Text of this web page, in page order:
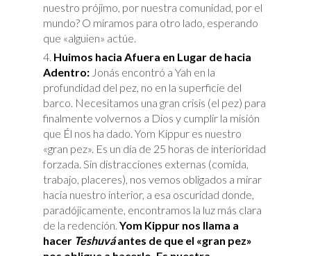
nuestro prójimo, por nuestra comunidad, por el
mundo? O miramos para otro lado, esperando
que «alguien» actúe.
Huimos hacia Afuera en Lugar de hacia
Adentro: Jonás encontró a Yah en la
profundidad del pez, no en la superficie del
barco. Necesitamos una gran crisis (el pez) para
finalmente volvernos a Dios y cumplir la misión
que Él nos ha dado. Yom Kippur es nuestro
«gran pez». Es un día de 25 horas de interioridad
forzada. Sin distracciones externas (comida,
trabajo, placeres), nos vemos obligados a mirar
hacia nuestro interior, a esa oscuridad donde,
paradójicamente, encontramos la luz más clara
de la redención.Yom Kippur nos llama a
hacer Teshuváantes de que el «gran pez»